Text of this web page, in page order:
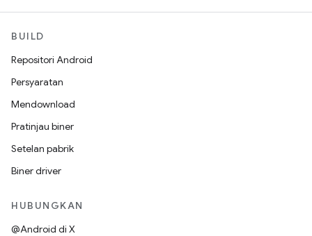
BUILD
Repositori Android
Persyaratan
Mendownload
Pratinjau biner
Setelan pabrik
Biner driver
HUBUNGKAN
@Android di X